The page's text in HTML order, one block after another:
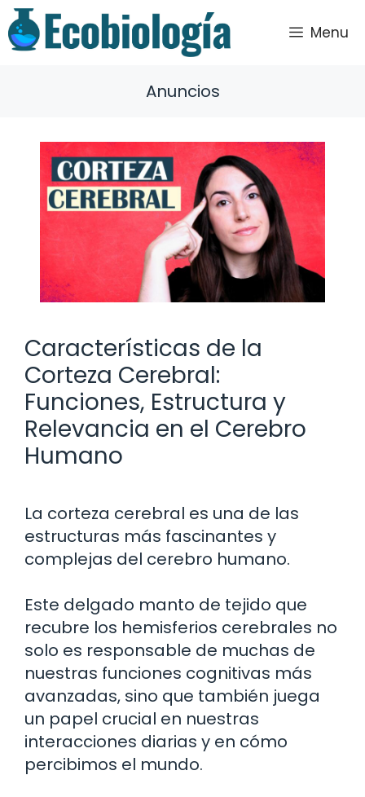
Saltar
al
contenido
Menu
Anuncios
Características de la
Corteza Cerebral:
Funciones, Estructura y
Relevancia en el Cerebro
Humano
La corteza cerebral es una de las
estructuras más fascinantes y
complejas del cerebro humano.
Este delgado manto de tejido que
recubre los hemisferios cerebrales no
solo es responsable de muchas de
nuestras funciones cognitivas más
avanzadas, sino que también juega
un papel crucial en nuestras
interacciones diarias y en cómo
percibimos el mundo.